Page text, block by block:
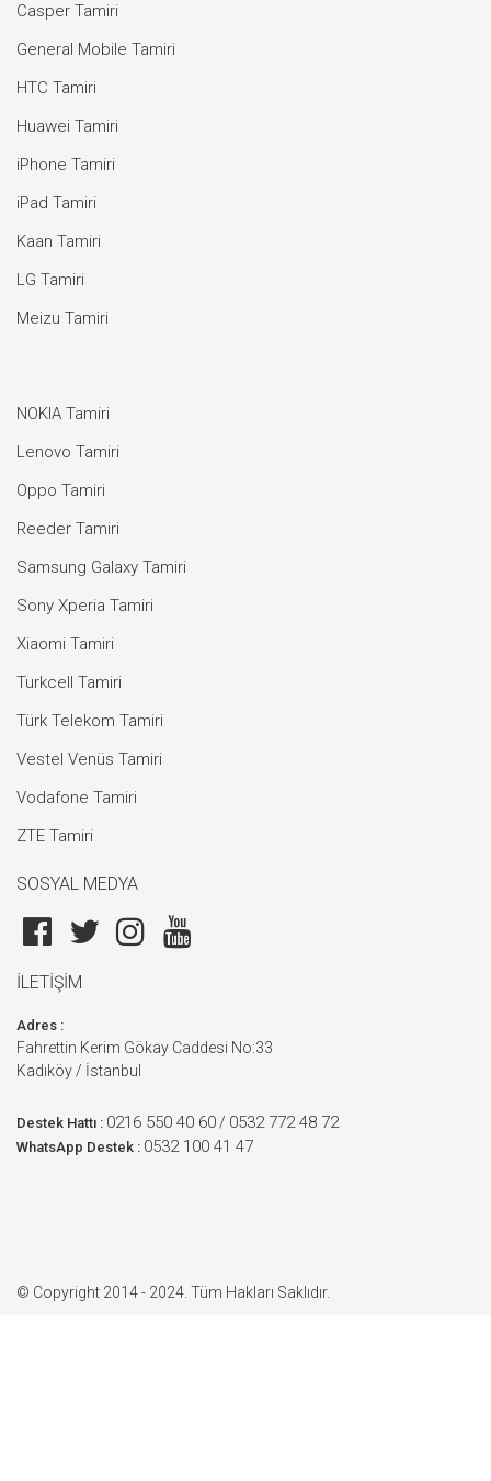
Casper Tamiri
General Mobile Tamiri
HTC Tamiri
Huawei Tamiri
iPhone Tamiri
iPad Tamiri
Kaan Tamiri
LG Tamiri
Meizu Tamiri
NOKIA Tamiri
Lenovo Tamiri
Oppo Tamiri
Reeder Tamiri
Samsung Galaxy Tamiri
Sony Xperia Tamiri
Xiaomi Tamiri
Turkcell Tamiri
Türk Telekom Tamiri
Vestel Venüs Tamiri
Vodafone Tamiri
ZTE Tamiri
SOSYAL MEDYA
İLETİŞİM
Adres :
Fahrettin Kerim Gökay Caddesi No:33
Kadıköy / İstanbul
Destek Hattı : 0216 550 40 60 / 0532 772 48 72
WhatsApp Destek : 0532 100 41 47
© Copyright 2014 - 2024. Tüm Hakları Saklıdır.